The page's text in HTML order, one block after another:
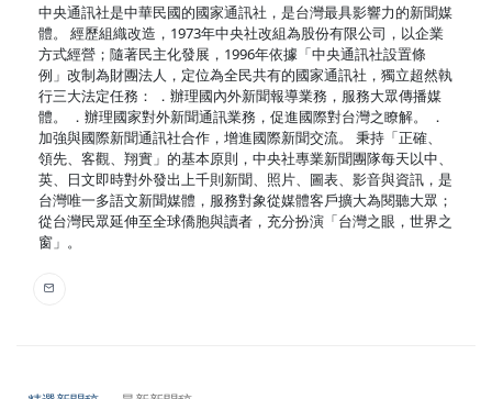
中央通訊社是中華民國的國家通訊社，是台灣最具影響力的新聞媒
體。 經歷組織改造，1973年中央社改組為股份有限公司，以企業
方式經營；隨著民主化發展，1996年依據「中央通訊社設置條
例」改制為財團法人，定位為全民共有的國家通訊社，獨立超然執
行三大法定任務： ．辦理國內外新聞報導業務，服務大眾傳播媒
體。 ．辦理國家對外新聞通訊業務，促進國際對台灣之瞭解。 ．
加強與國際新聞通訊社合作，增進國際新聞交流。 秉持「正確、
領先、客觀、翔實」的基本原則，中央社專業新聞團隊每天以中、
英、日文即時對外發出上千則新聞、照片、圖表、影音與資訊，是
台灣唯一多語文新聞媒體，服務對象從媒體客戶擴大為閱聽大眾；
從台灣民眾延伸至全球僑胞與讀者，充分扮演「台灣之眼，世界之
窗」。